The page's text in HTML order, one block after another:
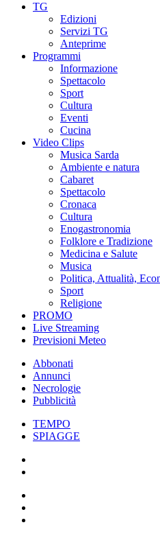
TG
Edizioni
Servizi TG
Anteprime
Programmi
Informazione
Spettacolo
Sport
Cultura
Eventi
Cucina
Video Clips
Musica Sarda
Ambiente e natura
Cabaret
Spettacolo
Cronaca
Cultura
Enogastronomia
Folklore e Tradizione
Medicina e Salute
Musica
Politica, Attualità,
Sport
Religione
PROMO
Live Streaming
Previsioni Meteo
Abbonati
Annunci
Necrologie
Pubblicità
TEMPO
SPIAGGE